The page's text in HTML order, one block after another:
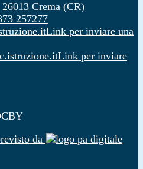
Crema (CR)
257277
Link per inviare una
Link per inviare
da